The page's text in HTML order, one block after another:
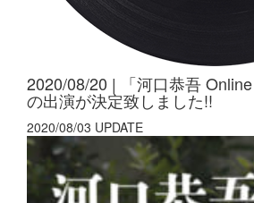
2020/08/20 | 「河口恭吾
の出演が決定致しました!!
2020/08/03 UPDATE